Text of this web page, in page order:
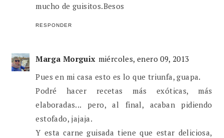
mucho de guisitos.Besos
RESPONDER
Marga Morguix miércoles, enero 09, 2013
Pues en mi casa esto es lo que triunfa, guapa.
Podré hacer recetas más exóticas, más
elaboradas... pero, al final, acaban pidiendo
estofado, jajaja.
Y esta carne guisada tiene que estar deliciosa,